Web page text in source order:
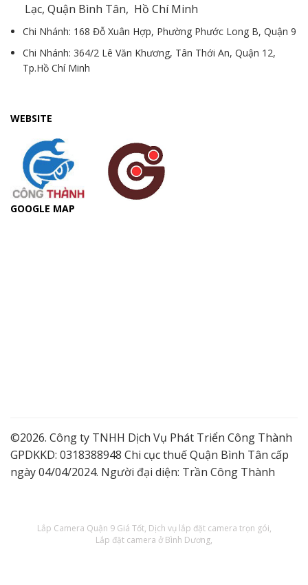
Lạc, Quận Bình Tân, Hồ Chí Minh
Chi Nhánh: 168 Đỗ Xuân Hợp, Phường Phước Long B, Quận 9
Chi Nhánh: 364/2 Lê Văn Khương, Tân Thới An, Quận 12,
Tp.Hồ Chí Minh
WEBSITE
GOOGLE MAP
©2026. Công ty TNHH Dịch Vụ Phát Triển Công Thành
GPDKKD: 0318388948 Chi cục thuế Quận Bình Tân cấp
ngày 04/04/2024. Người đại diện: Trần Công Thành
Lắp Camera Quận 9 Giá Tốt Dịch vụ lắp đặt camera trọn gói
Lắp đặt camera ở Bình Dương